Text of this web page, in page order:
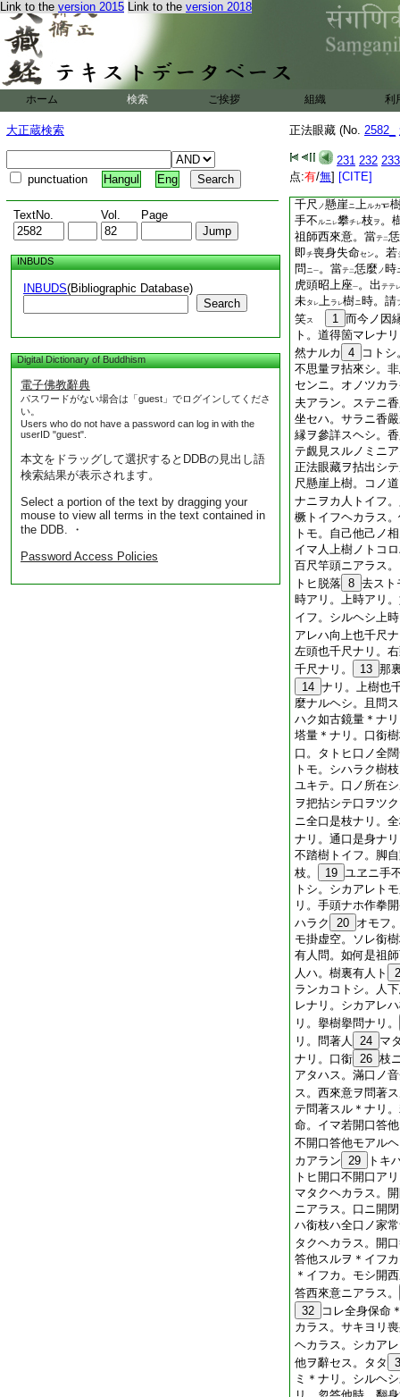
Link to the version 2015 Link to the version 2018
ホーム 検索 ご挨拶 組織 利
大正蔵検索
punctuation Hangul Eng
TextNo. Vol. Page
INBUDS
INBUDS(Bibliographic Database)
Search
Digital Dictionary of Buddhism
電子佛教辭典
パスワードがない場合は「guest」でログインしてくださ
い。
Users who do not have a password can log in with the
userID "guest".
本文をドラッグして選択するとDDBの見出し語
検索結果が表示されます。
Select a portion of the text by dragging your
mouse to view all terms in the text contained in
the DDB. ・
Password Access Policies
正法眼藏 (No. 2582_
231 232 233
点:有/無] [CITE]
ノ寒暑ト。ヒトシ
トナカレ。直須勤
正法眼藏春秋
道ハク。衆角雖 レ多
正法眼藏祖師西來意
香嚴寺襲燈大師
千尺 ノ懸崖ニ上ルカ
手不ルニレ攀チレ枝ヲ 。
祖師西來意。當テ二
即チ喪身失命セン。若
問ニ一。當テ二恁麼ノ時
虎頭昭上座一。出 テテレ
未タ レ上ラ レ樹ニ時。請
笑ス 1 而今ノ因
ト。道得箇マレナ
然ナルカ
4
コト
不思量ヲ拈來シ。
センニ。オノツカ
夫アラン。ステニ
坐セハ。サラニ香
縁ヲ參詳スヘシ。
テ覰見スルノミニ
正法眼藏ヲ拈出シ
尺懸崖上樹。コノ
ナニヲカ人トイフ
橛トイフヘカラス
トモ。自己他己ノ
イマ人上樹ノトコ
百尺竿頭ニアラス
トヒ脱落 8 去スト
時アリ。上時アリ
イフ。シルヘシ上
アレハ向上也千尺
左頭也千尺ナリ。
千尺ナリ。
13 那
14 ナリ。上樹也
麼ナルヘシ。且問
ハク如古鏡量＊ナ
塔量＊ナリ。口銜
口。タトヒ口ノ全
トモ。シハラク樹
ユキテ。口ノ所在
ヲ把拈シテ口ヲツ
ニ全口是枝ナリ。
ナリ。通口是身ナ
不踏樹トイフ。脚
枝。
19 ユヱニ手
トシ。シカアレト
リ。手頭ナホ作拳
ハラク
20 オモフ
モ掛虚空。ソレ銜
有人問。如何是祖
人ハ。樹裏有人ト
ランカコトシ。人
レナリ。シカアレ
リ。擧樹擧問ナリ。
リ。問著人
24 マ
ナリ。口銜 26 枝
アタハス。滿口ノ
ス。西來意ヲ問著
テ問著スル＊ナリ
命。イマ若開口答
不開口答他モアル
カアラン 29
トキ
トヒ開口不開口ア
マタクヘカラス。
ニアラス。口ニ開
ハ銜枝ハ全口ノ家
タクヘカラス。開
答他スルヲ＊イフ
＊イフカ。モシ開
答西來意ニアラス。
32
コレ全身保命
カラス。サキヨリ
ヘカラス。シカア
他ヲ辭セス。タタ
ミ＊ナリ。シルヘ